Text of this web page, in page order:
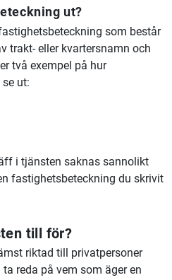
ut?
som består
trakt- eller kvartersnamn och
två exempel på hur
ut:
i tjänsten saknas sannolikt
fastighetsbeteckning du skrivit
till för?
riktad till privatpersoner
reda på vem som äger en